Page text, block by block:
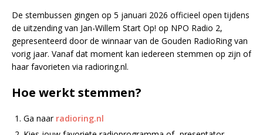
De stembussen gingen op 5 januari 2026 officieel open tijdens
de uitzending van Jan-Willem Start Op! op NPO Radio 2,
gepresenteerd door de winnaar van de Gouden RadioRing van
vorig jaar. Vanaf dat moment kan iedereen stemmen op zijn of
haar favorieten via radioring.nl.
Hoe werkt stemmen?
Ga naar radioring.nl